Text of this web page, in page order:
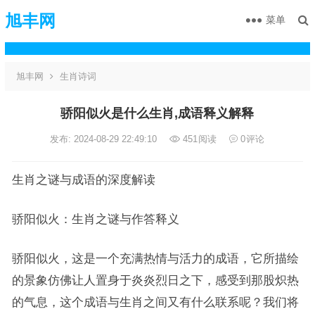
旭丰网 菜单
旭丰网 生肖诗词
骄阳似火是什么生肖,成语释义解释
发布: 2024-08-29 22:49:10 451阅读 0评论
生肖之谜与成语的深度解读
骄阳似火：生肖之谜与作答释义
骄阳似火，这是一个充满热情与活力的成语，它所描绘
的景象仿佛让人置身于炎炎烈日之下，感受到那股炽热
的气息，这个成语与生肖之间又有什么联系呢？我们将